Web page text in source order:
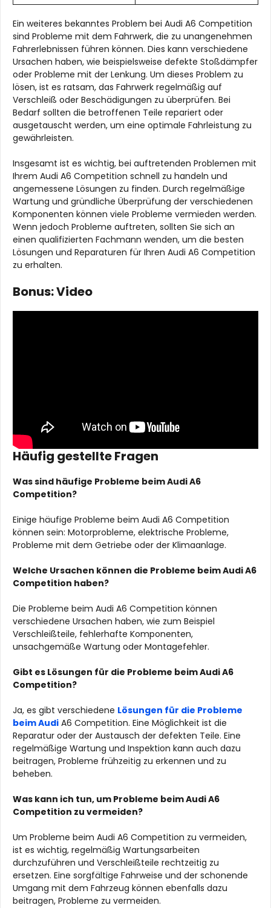
Ein weiteres bekanntes Problem bei Audi A6 Competition
sind Probleme mit dem Fahrwerk, die zu unangenehmen
Fahrerlebnissen führen können. Dies kann verschiedene
Ursachen haben, wie beispielsweise defekte Stoßdämpfer
oder Probleme mit der Lenkung. Um dieses Problem zu
lösen, ist es ratsam, das Fahrwerk regelmäßig auf
Verschleiß oder Beschädigungen zu überprüfen. Bei
Bedarf sollten die betroffenen Teile repariert oder
ausgetauscht werden, um eine optimale Fahrleistung zu
gewährleisten.
Insgesamt ist es wichtig, bei auftretenden Problemen mit
Ihrem Audi A6 Competition schnell zu handeln und
angemessene Lösungen zu finden. Durch regelmäßige
Wartung und gründliche Überprüfung der verschiedenen
Komponenten können viele Probleme vermieden werden.
Wenn jedoch Probleme auftreten, sollten Sie sich an
einen qualifizierten Fachmann wenden, um die besten
Lösungen und Reparaturen für Ihren Audi A6 Competition
zu erhalten.
Bonus: Video
Häufig gestellte Fragen
Was sind häufige Probleme beim Audi A6
Competition?
Einige häufige Probleme beim Audi A6 Competition
können sein: Motorprobleme, elektrische Probleme,
Probleme mit dem Getriebe oder der Klimaanlage.
Welche Ursachen können die Probleme beim Audi A6
Competition haben?
Die Probleme beim Audi A6 Competition können
verschiedene Ursachen haben, wie zum Beispiel
Verschleißteile, fehlerhafte Komponenten,
unsachgemäße Wartung oder Montagefehler.
Gibt es Lösungen für die Probleme beim Audi A6
Competition?
Ja, es gibt verschiedene Lösungen für die Probleme
beim Audi A6 Competition. Eine Möglichkeit ist die
Reparatur oder der Austausch der defekten Teile. Eine
regelmäßige Wartung und Inspektion kann auch dazu
beitragen, Probleme frühzeitig zu erkennen und zu
beheben.
Was kann ich tun, um Probleme beim Audi A6
Competition zu vermeiden?
Um Probleme beim Audi A6 Competition zu vermeiden,
ist es wichtig, regelmäßig Wartungsarbeiten
durchzuführen und Verschleißteile rechtzeitig zu
ersetzen. Eine sorgfältige Fahrweise und der schonende
Umgang mit dem Fahrzeug können ebenfalls dazu
beitragen, Probleme zu vermeiden.